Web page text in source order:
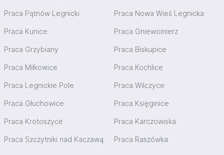
Praca Pątnów Legnicki Praca Nowa Wieś Legnicka
Praca Kunice Praca Gniewomierz
Praca Grzybiany Praca Biskupice
Praca Miłkowice Praca Kochlice
Praca Legnickie Pole Praca Wilczyce
Praca Głuchowice Praca Księginice
Praca Krotoszyce Praca Karczowiska
Praca Szczytniki nad Kaczawą Praca Raszówka